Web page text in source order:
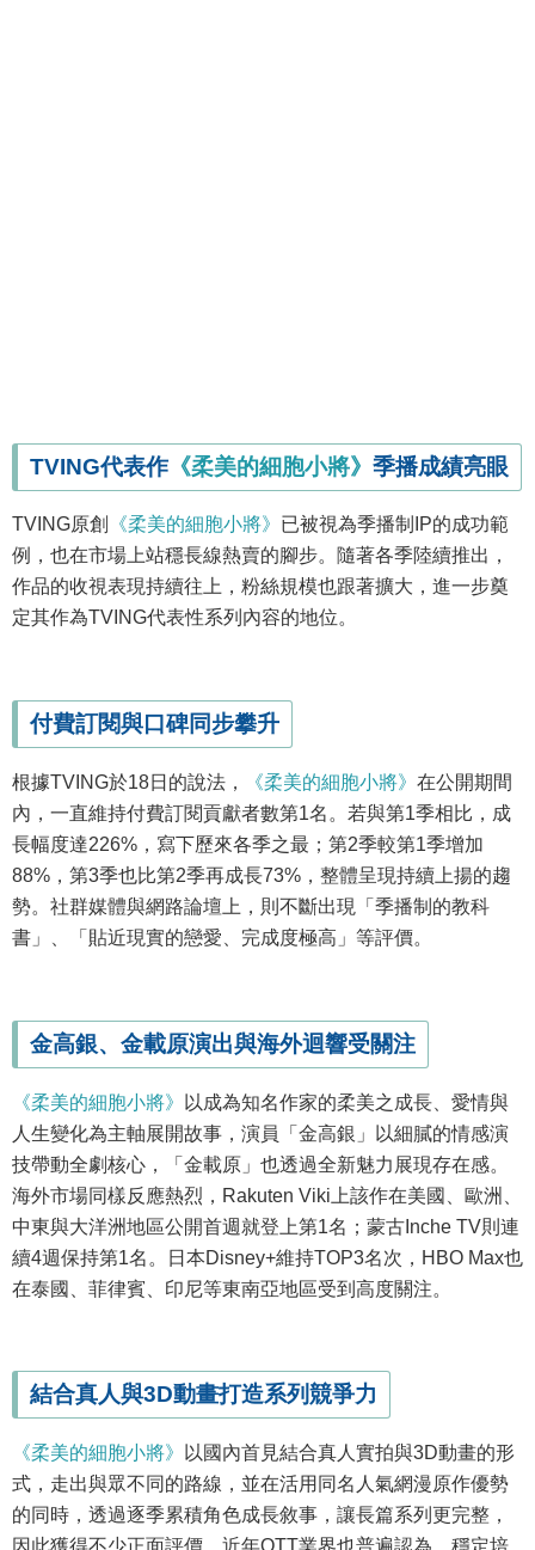
TVING代表作 《柔美的細胞小將》 季播成績亮眼
TVING原創 《柔美的細胞小將》 已被視為季播制IP的成功範
例，也在市場上站穩長線熱賣的腳步。隨著各季陸續推出，
作品的收視表現持續往上，粉絲規模也跟著擴大，進一步奠
定其作為TVING代表性系列內容的地位。
付費訂閱與口碑同步攀升
根據TVING於18日的說法， 《柔美的細胞小將》 在公開期間
內，一直維持付費訂閱貢獻者數第1名。若與第1季相比，成
長幅度達226%，寫下歷來各季之最；第2季較第1季增加
88%，第3季也比第2季再成長73%，整體呈現持續上揚的趨
勢。社群媒體與網路論壇上，則不斷出現「季播制的教科
書」、「貼近現實的戀愛、完成度極高」等評價。
金高銀、金載原演出與海外迴響受關注
《柔美的細胞小將》
以成為知名作家的柔美之成長、愛情與
人生變化為主軸展開故事，演員「金高銀」以細膩的情感演
技帶動全劇核心，「金載原」也透過全新魅力展現存在感。
海外市場同樣反應熱烈，Rakuten Viki上該作在美國、歐洲、
中東與大洋洲地區公開首週就登上第1名；蒙古Inche TV則連
續4週保持第1名。日本Disney+維持TOP3名次，HBO Max也
在泰國、菲律賓、印尼等東南亞地區受到高度關注。
結合真人與3D動畫打造系列競爭力
《柔美的細胞小將》
以國內首見結合真人實拍與3D動畫的形
式，走出與眾不同的路線，並在活用同名人氣網漫原作優勢
的同時，透過逐季累積角色成長敘事，讓長篇系列更完整，